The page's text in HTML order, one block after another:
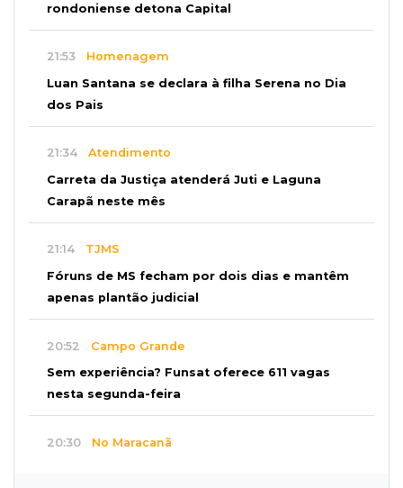
rondoniense detona Capital
21:53 Homenagem
Luan Santana se declara à filha Serena no Dia
dos Pais
21:34 Atendimento
Carreta da Justiça atenderá Juti e Laguna
Carapã neste mês
21:14 TJMS
Fóruns de MS fecham por dois dias e mantêm
apenas plantão judicial
20:52 Campo Grande
Sem experiência? Funsat oferece 611 vagas
nesta segunda-feira
20:30 No Maracanã